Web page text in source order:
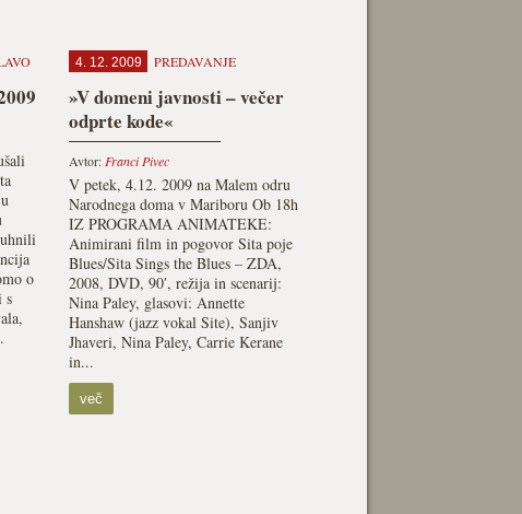
o
s
4. 12. 2009 PREDAVANJE
»V domeni javnosti – večer
odprte kode«
Avtor: Franci Pivec
V petek, 4.12. 2009 na Malem odru
Narodnega doma v Mariboru Ob 18h
IZ PROGRAMA ANIMATEKE:
Animirani film in pogovor Sita poje
Blues/Sita Sings the Blues – ZDA,
2008, DVD, 90′, režija in scenarij:
Nina Paley, glasovi: Annette
Hanshaw (jazz vokal Site), Sanjiv
Jhaveri, Nina Paley, Carrie Kerane
in...
več